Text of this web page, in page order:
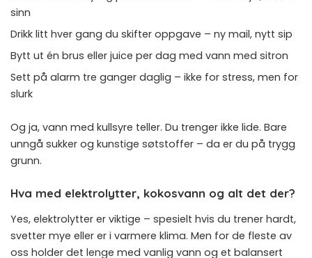
sinn
Drikk litt hver gang du skifter oppgave – ny mail, nytt sip
Bytt ut én brus eller juice per dag med vann med sitron
Sett på alarm tre ganger daglig – ikke for stress, men for
slurk
Og ja, vann med kullsyre teller. Du trenger ikke lide. Bare
unngå sukker og kunstige søtstoffer – da er du på trygg
grunn.
Hva med elektrolytter, kokosvann og alt det der?
Yes, elektrolytter er viktige – spesielt hvis du trener hardt,
svetter mye eller er i varmere klima. Men for de fleste av
oss holder det lenge med vanlig vann og et balansert